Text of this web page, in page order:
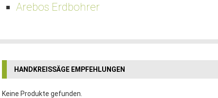
Arebos Erdbohrer
HANDKREISSÄGE EMPFEHLUNGEN
Keine Produkte gefunden.